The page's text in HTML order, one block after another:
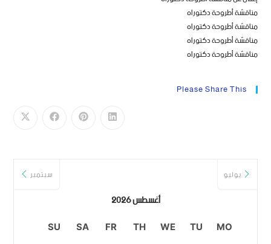
مناقشة أطروحة دكتوراه
مناقشة أطروحة دكتوراه
مناقشة أطروحة دكتوراه
مناقشة أطروحة دكتوراه
Please Share This
يوليو
أغسطس 2026
سبتمبر
MO
TU
WE
TH
FR
SA
SU